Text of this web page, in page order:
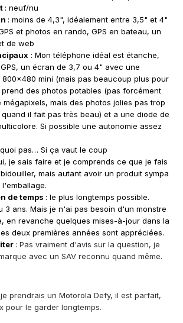
: neuf/nu
: moins de 4,3", idéalement entre 3,5" et 4"
et photos en rando, GPS en bateau, un
de web
: Mon téléphone idéal est étanche,
un écran de 3,7 ou 4" avec une
mini (mais pas beaucoup plus pour
des photos potables (pas forcément
mais des photos jolies pas trop
il fait pas très beau) et a une diode de
Si possible une autonomie assez
pas… Si ça vaut le coup
je sais faire et je comprends ce que je fais
mais autant avoir un produit sympa
de temps : le plus longtemps possible.
3 ans. Mais je n'ai pas besoin d'un monstre
en revanche quelques mises-à-jour dans la
deux premières années sont appréciées.
: Pas vraiment d'avis sur la question, je
avec un SAV reconnu quand même.
prendrais un Motorola Defy, il est parfait,
pour le garder longtemps.